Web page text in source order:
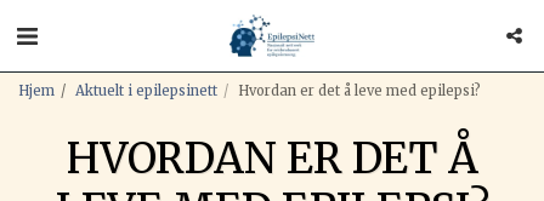
Hjem Aktuelt i epilepsinett Hvordan er det å leve med epilepsi?
HVORDAN ER DET Å